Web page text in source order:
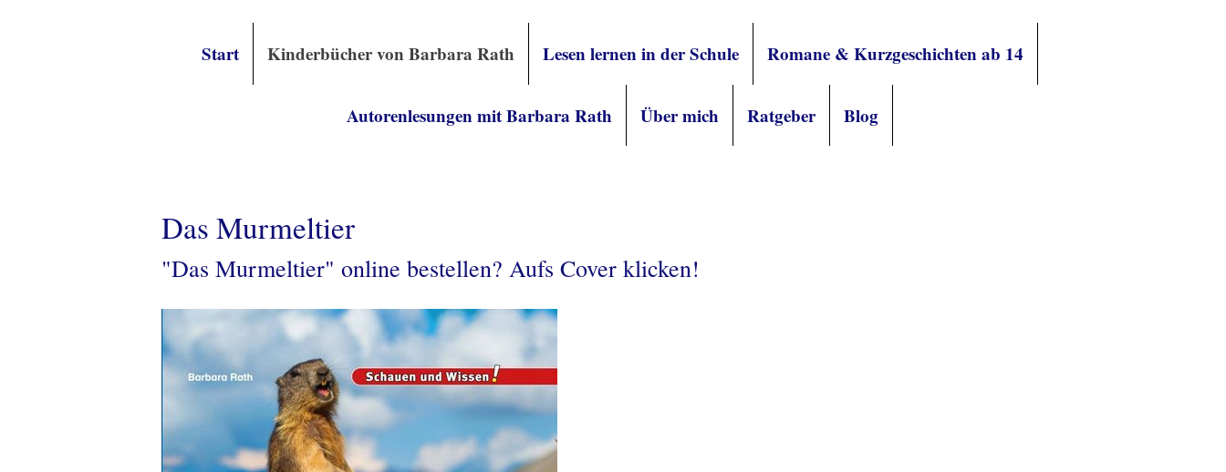
Start Kinderbücher von Barbara Rath Lesen lernen in der Schule Romane & Kurzgeschichten ab 14
Autorenlesungen mit Barbara Rath Über mich Ratgeber Blog
Das Murmeltier
"Das Murmeltier" online bestellen? Aufs Cover klicken!